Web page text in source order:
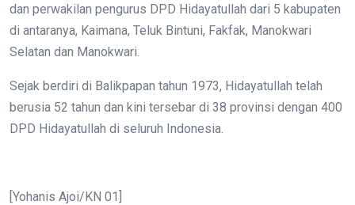
dan perwakilan pengurus DPD Hidayatullah dari 5 kabupaten
di antaranya, Kaimana, Teluk Bintuni, Fakfak, Manokwari
Selatan dan Manokwari.
Sejak berdiri di Balikpapan tahun 1973, Hidayatullah telah
berusia 52 tahun dan kini tersebar di 38 provinsi dengan 400
DPD Hidayatullah di seluruh Indonesia.
[Yohanis Ajoi/KN 01]